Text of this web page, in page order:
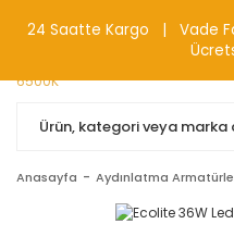
0(212) 240 87 88
Anasayfa Aydınlatma
24 Saatte Kargo | Vade